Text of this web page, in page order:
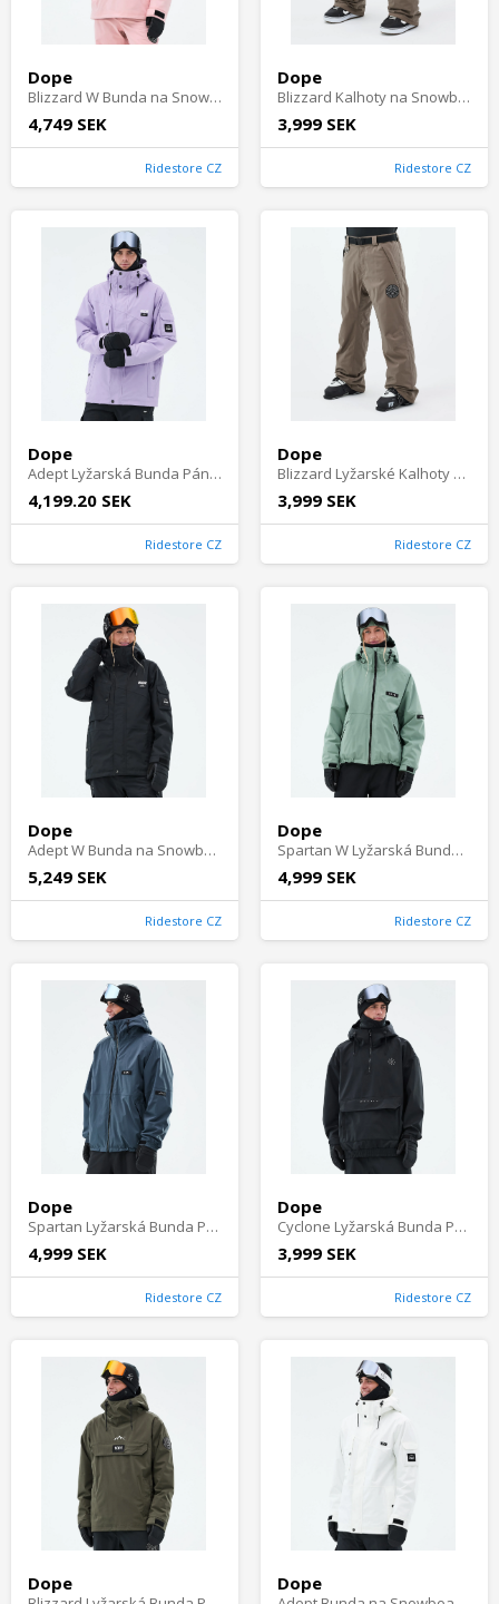
Dope
Blizzard W Bunda na Snowboard Dámské - Soft Pink
4,749 SEK
Ridestore CZ
Dope
Blizzard Kalhoty na Snowboard Pánské - Walnut
3,999 SEK
Ridestore CZ
Dope
Adept Lyžarská Bunda Pánské - Faded Violet
4,199.20 SEK
Ridestore CZ
Dope
Blizzard Lyžarské Kalhoty Pánské - Walnut
3,999 SEK
Ridestore CZ
Dope
Adept W Bunda na Snowboard Dámské - Blackout
5,249 SEK
Ridestore CZ
Dope
Spartan W Lyžarská Bunda Dámské - Faded Green
4,999 SEK
Ridestore CZ
Dope
Spartan Lyžarská Bunda Pánské - Metal Blue
4,999 SEK
Ridestore CZ
Dope
Cyclone Lyžarská Bunda Pánské - Black
3,999 SEK
Ridestore CZ
Dope Dope